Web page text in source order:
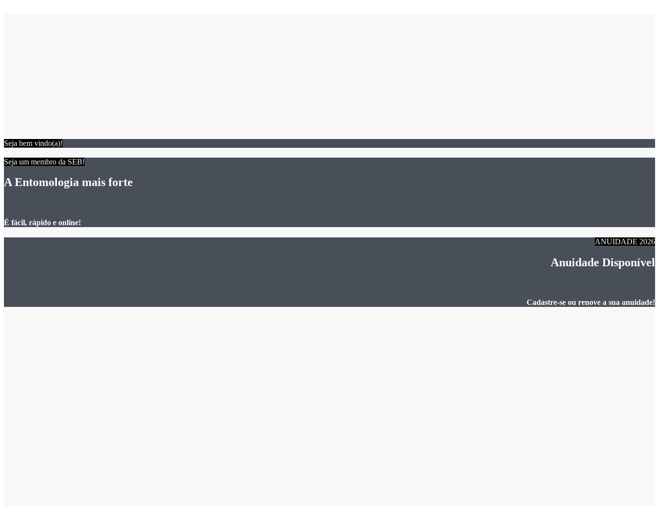
Seja bem vindo(a)!
Seja um membro da SEB!
A Entomologia mais forte
É fácil, rápido e online!
ANUIDADE 2026
Anuidade Disponível
Cadastre-se ou renove a sua anuidade!